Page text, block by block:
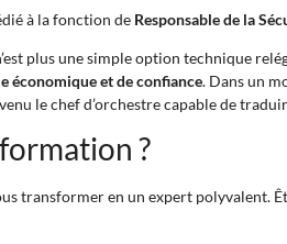
à la fonction de Responsable de la
plus une simple option technique
économique et de confiance. Dans un
le chef d’orchestre capable de
?
transformer en un expert polyvalent.